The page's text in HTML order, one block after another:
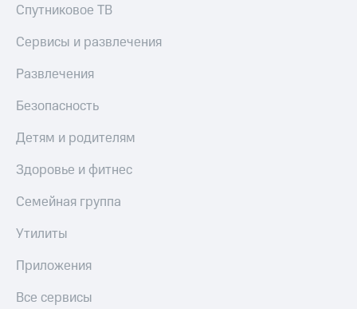
Спутниковое ТВ
Сервисы и развлечения
Развлечения
Безопасность
Детям и родителям
Здоровье и фитнес
Семейная группа
Утилиты
Приложения
Все сервисы